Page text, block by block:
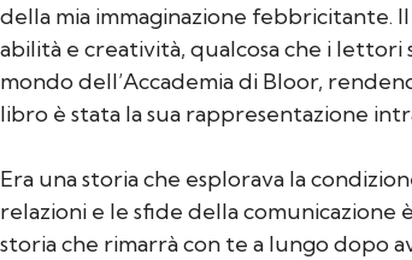
della mia immaginazione febbricitante.
abilità e creatività, qualcosa che i
mondo dell’Accademia di Bloor,
libro è stata la sua rappresentazione
Era una storia che esplorava la
relazioni e le sfide della comunicazione
storia che rimarrà con te a lungo dopo